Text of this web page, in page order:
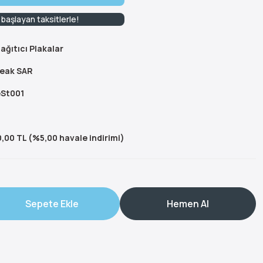
taksitlerle!
Plakalar
SAR
TL (%5,00 havale indirimi)
Sepete Ekle Hemen Al